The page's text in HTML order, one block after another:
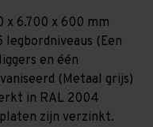
x 6.700 x 600 mm
(Een
en één
(Metaal grijs)
in RAL 2004
zijn verzinkt.